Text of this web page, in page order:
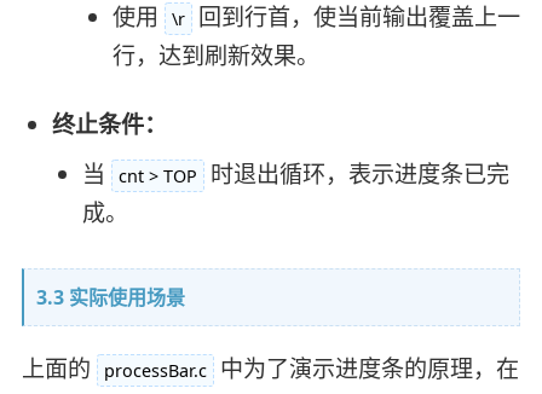
使用
\r
回到行首，使当前输出覆盖上一
行，达到刷新效果。
终止条件：
当
cnt > TOP
时退出循环，表示进度条已完
成。
3.3 实际使用场景
上面的 processBar.c
中为了演示进度条的原理，在